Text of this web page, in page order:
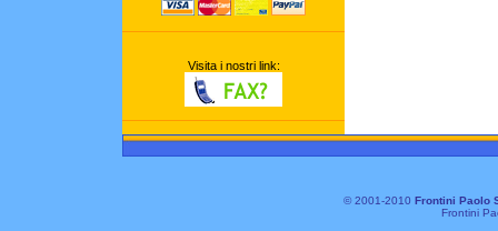
Visita i nostri link:
© 2001-2010 Frontini Paolo
Frontini